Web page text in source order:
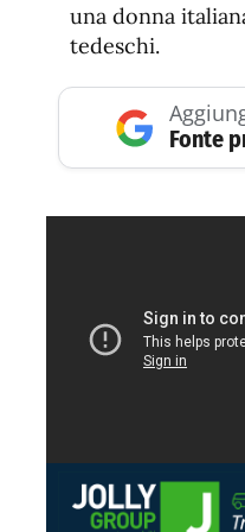
una donna
tedeschi.
Fonte